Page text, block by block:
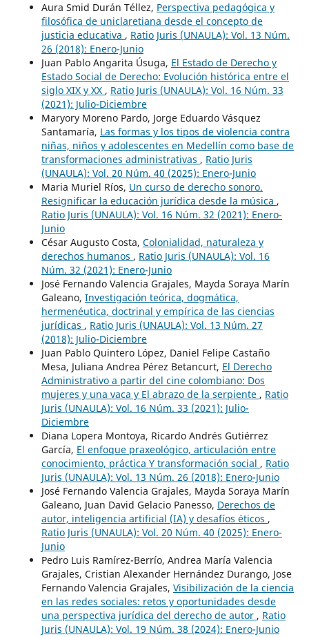
Aura Smid Durán Téllez, Perspectiva pedagógica y
filosófica de uniclaretiana desde el concepto de
justicia educativa , Ratio Juris (UNAULA): Vol. 13 Núm.
26 (2018): Enero-Junio
Juan Pablo Angarita Úsuga, El Estado de Derecho y
Estado Social de Derecho: Evolución histórica entre el
siglo XIX y XX , Ratio Juris (UNAULA): Vol. 16 Núm. 33
(2021): Julio-Diciembre
Maryory Moreno Pardo, Jorge Eduardo Vásquez
Santamaría, Las formas y los tipos de violencia contra
niñas, niños y adolescentes en Medellín como base de
transformaciones administrativas , Ratio Juris
(UNAULA): Vol. 20 Núm. 40 (2025): Enero-Junio
Maria Muriel Ríos, Un curso de derecho sonoro.
Resignificar la educación jurídica desde la música ,
Ratio Juris (UNAULA): Vol. 16 Núm. 32 (2021): Enero-
Junio
César Augusto Costa, Colonialidad, naturaleza y
derechos humanos , Ratio Juris (UNAULA): Vol. 16
Núm. 32 (2021): Enero-Junio
José Fernando Valencia Grajales, Mayda Soraya Marín
Galeano, Investigación teórica, dogmática,
hermenéutica, doctrinal y empírica de las ciencias
jurídicas , Ratio Juris (UNAULA): Vol. 13 Núm. 27
(2018): Julio-Diciembre
Juan Pablo Quintero López, Daniel Felipe Castaño
Mesa, Juliana Andrea Pérez Betancurt, El Derecho
Administrativo a partir del cine colombiano: Dos
mujeres y una vaca y El abrazo de la serpiente , Ratio
Juris (UNAULA): Vol. 16 Núm. 33 (2021): Julio-
Diciembre
Diana Lopera Montoya, Ricardo Andrés Gutiérrez
García, El enfoque praxeológico, articulación entre
conocimiento, práctica Y transformación social , Ratio
Juris (UNAULA): Vol. 13 Núm. 26 (2018): Enero-Junio
José Fernando Valencia Grajales, Mayda Soraya Marín
Galeano, Juan David Gelacio Panesso, Derechos de
autor, inteligencia artificial (IA) y desafíos éticos ,
Ratio Juris (UNAULA): Vol. 20 Núm. 40 (2025): Enero-
Junio
Pedro Luis Ramírez-Berrío, Andrea María Valencia
Grajales, Cristian Alexander Hernández Durango, Jose
Fernando Valencia Grajales, Visibilización de la ciencia
en las redes sociales: retos y oportunidades desde
una perspectiva jurídica del derecho de autor , Ratio
Juris (UNAULA): Vol. 19 Núm. 38 (2024): Enero-Junio